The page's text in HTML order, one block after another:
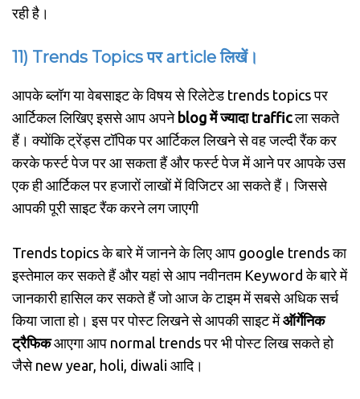
रही है।
11) Trends Topics पर article लिखें।
आपके ब्लॉग या वेबसाइट के विषय से रिलेटेड trends topics पर
आर्टिकल लिखिए इससे आप अपने blog में ज्यादा trafficला सकते
हैं। क्योंकि ट्रेंड्स टॉपिक पर आर्टिकल लिखने से वह जल्दी रैंक कर
करके फर्स्ट पेज पर आ सकता हैं और फर्स्ट पेज में आने पर आपके उस
एक ही आर्टिकल पर हजारों लाखों में विजिटर आ सकते हैं। जिससे
आपकी पूरी साइट रैंक करने लग जाएगी
Trends topics के बारे में जानने के लिए आप google trends का
इस्तेमाल कर सकते हैं और यहां से आप नवीनतम Keyword के बारे में
जानकारी हासिल कर सकते हैं जो आज के टाइम में सबसे अधिक सर्च
किया जाता हो। इस पर पोस्ट लिखने से आपकी साइट मेंऑर्गेनिक
ट्रैफिकआएगा आप normal trends पर भी पोस्ट लिख सकते हो
जैसे new year, holi, diwali आदि।